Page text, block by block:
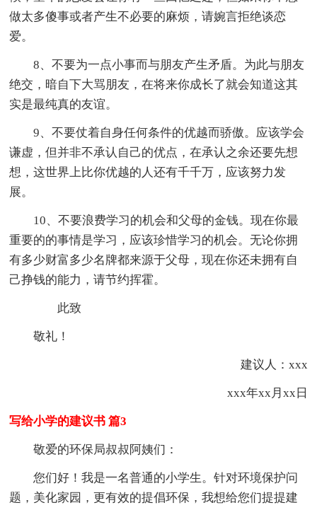
做太多傻事或者产生不必要的麻烦，请婉言拒绝谈恋
爱。
8、不要为一点小事而与朋友产生矛盾。为此与朋友
绝交，暗自下大骂朋友，在将来你成长了就会知道这其
实是最纯真的友谊。
9、不要仗着自身任何条件的优越而骄傲。应该学会
谦虚，但并非不承认自己的优点，在承认之余还要先想
想，这世界上比你优越的人还有千千万，应该努力发
展。
10、不要浪费学习的机会和父母的金钱。现在你最
重要的的事情是学习，应该珍惜学习的机会。无论你拥
有多少财富多少名牌都来源于父母，现在你还未拥有自
己挣钱的能力，请节约挥霍。
此致
敬礼！
建议人：xxx
xxx年xx月xx日
写给小学的建议书 篇3
敬爱的环保局叔叔阿姨们：
您们好！我是一名普通的小学生。针对环境保护问
题，美化家园，更有效的提倡环保，我想给您们提提建